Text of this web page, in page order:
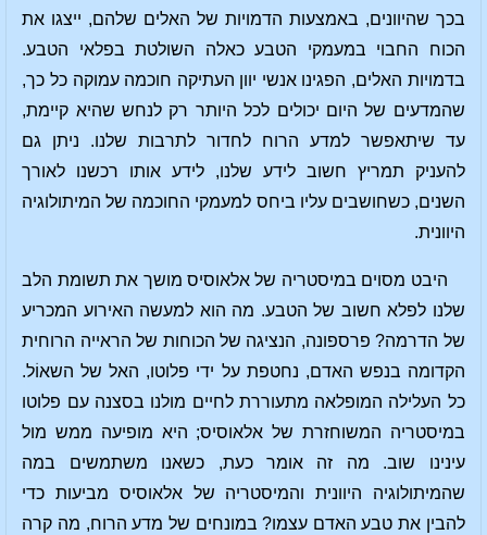
בכך שהיוונים, באמצעות הדמויות של האלים שלהם, ייצגו את
הכוח החבוי במעמקי הטבע כאלה השולטת בפלאי הטבע.
בדמויות האלים, הפגינו אנשי יוון העתיקה חוכמה עמוקה כל כך,
שהמדעים של היום יכולים לכל היותר רק לנחש שהיא קיימת,
עד שיתאפשר למדע הרוח לחדור לתרבות שלנו. ניתן גם
להעניק תמריץ חשוב לידע שלנו, לידע אותו רכשנו לאורך
השנים, כשחושבים עליו ביחס למעמקי החוכמה של המיתולוגיה
היוונית.
היבט מסוים במיסטריה של אלאוסיס מושך את תשומת הלב
שלנו לפלא חשוב של הטבע. מה הוא למעשה האירוע המכריע
של הדרמה? פרספונה, הנציגה של הכוחות של הראייה הרוחית
הקדומה בנפש האדם, נחטפת על ידי פלוטו, האל של השאוֹל.
כל העלילה המופלאה מתעוררת לחיים מולנו בסצנה עם פלוטו
במיסטריה המשוחזרת של אלאוסיס; היא מופיעה ממש מול
עינינו שוב. מה זה אומר כעת, כשאנו משתמשים במה
שהמיתולוגיה היוונית והמיסטריה של אלאוסיס מביעות כדי
להבין את טבע האדם עצמו? במונחים של מדע הרוח, מה קרה